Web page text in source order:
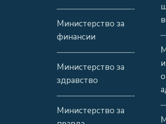
—————————-
Министерство за
финансии
—————————-
Министерство за
здравство
—————————-
Министерство за